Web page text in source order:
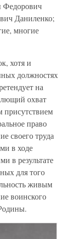
Федорович
Даниленко;
многие
хотя и
должностях
на
охват
присутствием
право
своего труда
в ходе
в результате
для того
живым
воинского